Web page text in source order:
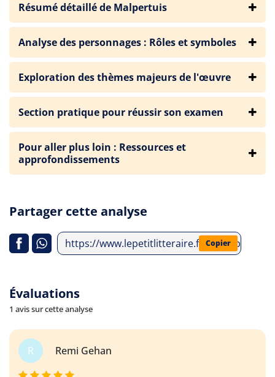
Résumé détaillé de Malpertuis
Analyse des personnages : Rôles et symboles
Exploration des thèmes majeurs de l'œuvre
Section pratique pour réussir son examen
Pour aller plus loin : Ressources et
approfondissements
Partager cette analyse
https://www.lepetitlitteraire.fr/index.php/
Copier
Évaluations
1 avis sur cette analyse
R Remi Gehan